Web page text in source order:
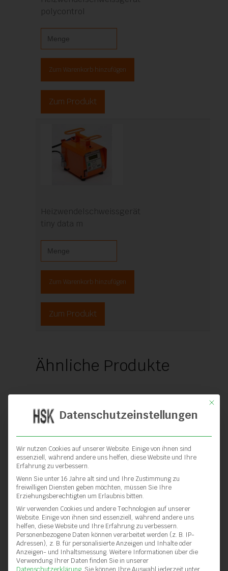
polycontrol
Zum Warenkorb hinzufügen
Zum Produkt
Heizwendelschweissgerät
tiny data m
Zum Warenkorb hinzufügen
Zum Produkt
Ähnliche Produkte
Mit
Datenschutzeinstellungen
Wir nutzen Cookies auf unserer Website. Einige von ihnen sind
essenziell, während andere uns helfen, diese Website und Ihre
Erfahrung zu verbessern.
Wenn Sie unter 16 Jahre alt sind und Ihre Zustimmung zu
freiwilligen Diensten geben möchten, müssen Sie Ihre
Erziehungsberechtigten um Erlaubnis bitten.
Wir verwenden Cookies und andere Technologien auf unserer
Website. Einige von ihnen sind essenziell, während andere uns
helfen, diese Website und Ihre Erfahrung zu verbessern.
Personenbezogene Daten können verarbeitet werden (z. B. IP-
Adressen), z. B. für personalisierte Anzeigen und Inhalte oder
Anzeigen- und Inhaltsmessung. Weitere Informationen über die
Verwendung Ihrer Daten finden Sie in unserer
Datenschutzerklärung Sie können Ihre Auswahl jederzeit unter